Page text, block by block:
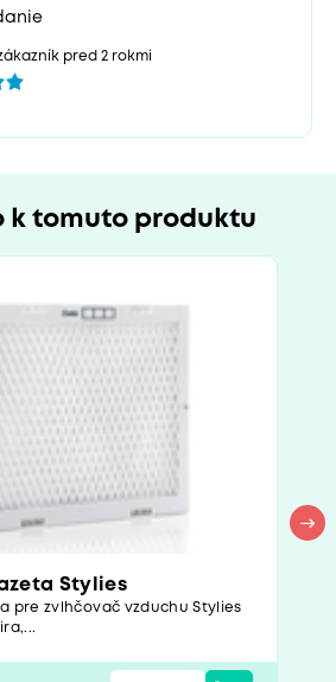
pred 2 rokmi
k tomuto produktu
Stylies
pre zvlhčovač vzduchu Stylies